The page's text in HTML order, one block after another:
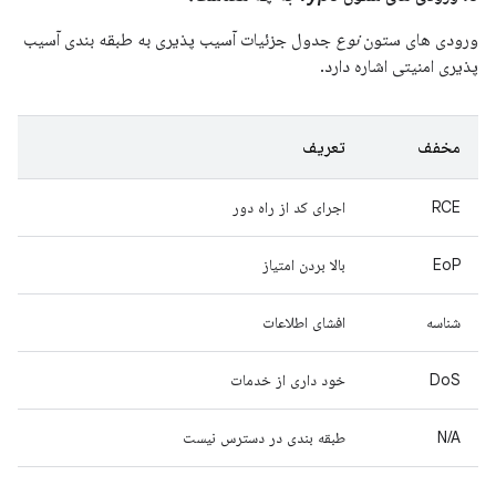
ورودی های ستوننوع جدول جزئیات آسیب پذیری به طبقه بندی آسیب
پذیری امنیتی اشاره دارد.
مخفف تعریف
RCE اجرای کد از راه دور
EoP بالا بردن امتیاز
شناسه افشای اطلاعات
DoS خود داری از خدمات
N/A طبقه بندی در دسترس نیست